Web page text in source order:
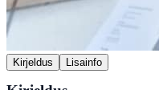
Kirjeldus Lisainfo